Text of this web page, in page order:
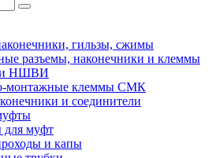
гильзы, сжимы
разъемы, наконечники и клеммы
НШВИ
монтажные клеммы СМК
и соединители
муфт
и капы